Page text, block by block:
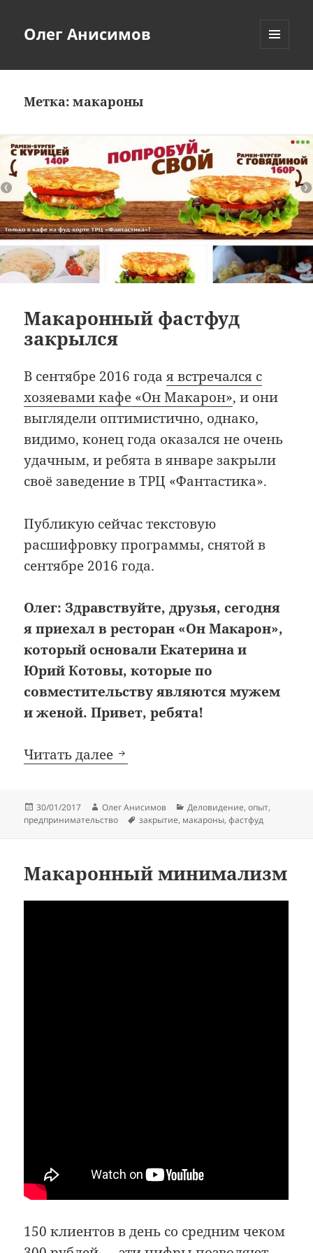
Олег Анисимов
Метка:макароны
Макаронный фастфуд
закрылся
В сентябре 2016 годая встречался с
хозяевами кафе «Он Макарон», и они
выглядели оптимистично, однако,
видимо, конец года оказался не очень
удачным, и ребята в январе закрыли
своё заведение в ТРЦ «Фантастика».
Публикую сейчас текстовую
расшифровку программы, снятой в
сентябре 2016 года.
Олег: Здравствуйте, друзья, сегодня
я приехал в ресторан «Он Макарон»,
который основали Екатерина и
Юрий Котовы, которые по
совместительству являются мужем
и женой. Привет, ребята!
Читать далее Макаронный фастфуд
Опубликовано
30/01/2017 Автор
Олег Анисимов Рубрики
Деловидение,опыт,
предпринимательство
Метки
закрытие, макароны,фастфуд
Макаронный минимализм
150 клиентов в день со средним чеком